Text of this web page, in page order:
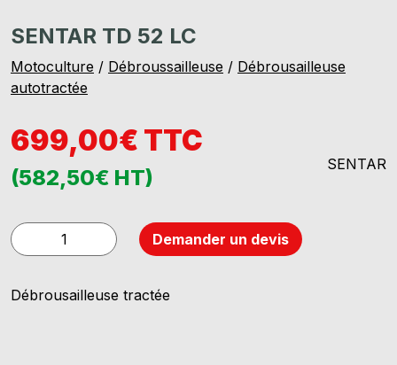
SENTAR TD 52 LC
Motoculture / Débroussailleuse / Débrousailleuse
autotractée
699,00€ TTC
(582,50€ HT)
SENTAR
quantité
de
TD
Demander un devis
Débrousailleuse tractée